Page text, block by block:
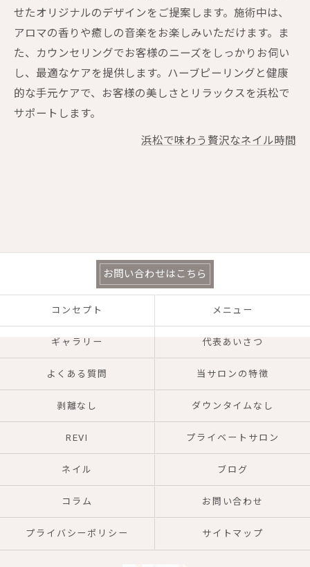
せたオリジナルのデザインをご提案します。施術中は、
アロマの香りや癒しの音楽をお楽しみいただけます。ま
た、カウンセリングでお客様のニーズをしっかりお伺い
し、最適なケアを提供します。ハーブピーリングと健康
的な手元ケアで、お客様の美しさとリラックスを浜松で
サポートします。
浜松で味わう贅沢なネイル時間
お問い合わせはこちら
コンセプト メニュー
ギャラリー 代表あいさつ
よくある質問 当サロンの特徴
剥離なし ダウンタイムなし
REVI プライベートサロン
ネイル ブログ
コラム お問い合わせ
プライバシーポリシー サイトマップ